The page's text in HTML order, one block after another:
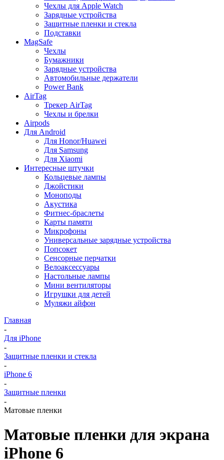
Чехлы для Apple Watch
Зарядные устройства
Защитные пленки и стекла
Подставки
MagSafe
Чехлы
Бумажники
Зарядные устройства
Автомобильные держатели
Power Bank
AirTag
Трекер AirTag
Чехлы и брелки
Airpods
Для Android
Для Honor/Huawei
Для Samsung
Для Xiaomi
Интересные штучки
Кольцевые лампы
Джойстики
Моноподы
Акустика
Фитнес-браслеты
Карты памяти
Микрофоны
Универсальные зарядные устройства
Попсокет
Сенсорные перчатки
Велоаксессуары
Настольные лампы
Мини вентиляторы
Игрушки для детей
Муляжи айфон
Главная
-
Для iPhone
-
Защитные пленки и стекла
-
iPhone 6
-
Защитные пленки
-
Матовые пленки
Матовые пленки для экрана
iPhone 6